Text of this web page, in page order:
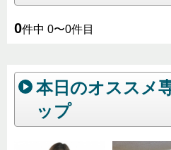
0件中 0〜0件目
本日のオススメ
ップ